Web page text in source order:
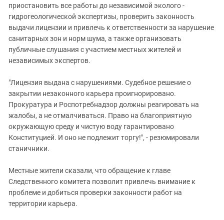
приостановить все работы до независимой эколого -
гидрогеологической экспертизы, проверить законность
выдачи лицензии и привлечь к ответственности за нарушение
санитарных зон и норм шума, а также организовать
публичные слушания с участием местных жителей и
независимых экспертов.
"Лицензия выдана с нарушениями. Судебное решение о
закрытии незаконного карьера проигнорировано.
Прокуратура и Роспотребнадзор должны реагировать на
жалобы, а не отмалчиваться. Право на благоприятную
окружающую среду и чистую воду гарантировано
Конституцией. И оно не подлежит торгу!", - резюмировали
станичники.
Местные жители сказали, что обращение к главе
Следственного комитета позволит привлечь внимание к
проблеме и добиться проверки законности работ на
территории карьера.